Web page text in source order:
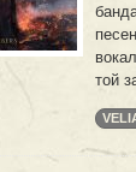
той